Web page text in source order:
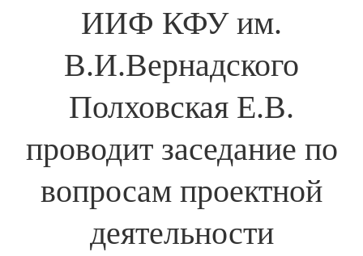
ИИФ КФУ им.
В.И.Вернадского
Полховская Е.В.
проводит заседание по
вопросам проектной
деятельности